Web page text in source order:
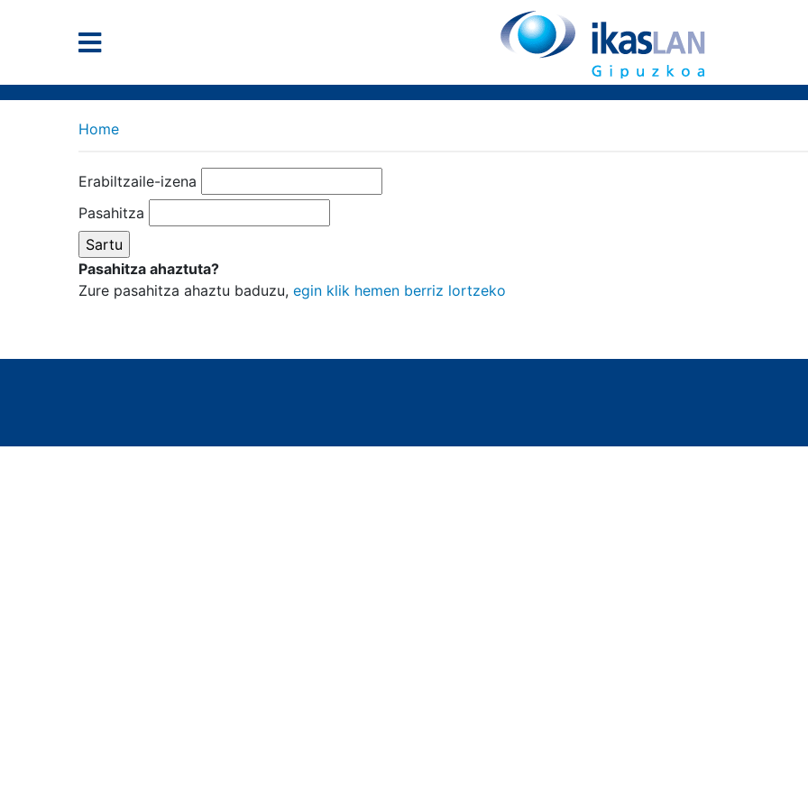
Home
Erabiltzaile-izena
Pasahitza
Pasahitza ahaztuta?
Zure pasahitza ahaztu baduzu, egin klik hemen berriz lortzeko